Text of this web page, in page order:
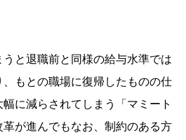
と退職前と同様の給与水準では
もとの職場に復帰したものの仕
に減らされてしまう「マミート
が進んでもなお、制約のある方